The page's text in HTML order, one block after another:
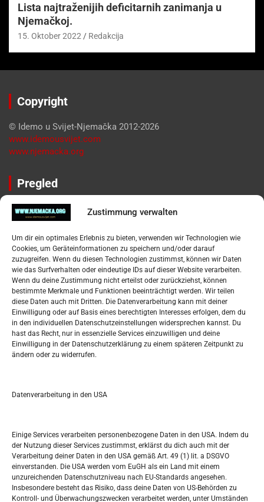
Zustimmung verwalten
Um dir ein optimales Erlebnis zu bieten, verwenden wir Technologien wie
Cookies, um Geräteinformationen zu speichern und/oder darauf
zuzugreifen. Wenn du diesen Technologien zustimmst, können wir Daten
wie das Surfverhalten oder eindeutige IDs auf dieser Website verarbeiten.
Wenn du deine Zustimmung nicht erteilst oder zurückziehst, können
bestimmte Merkmale und Funktionen beeinträchtigt werden. Wir teilen
diese Daten auch mit Dritten. Die Datenverarbeitung kann mit deiner
Einwilligung oder auf Basis eines berechtigten Interesses erfolgen, dem du
in den individuellen Datenschutzeinstellungen widersprechen kannst. Du
hast das Recht, nur in essenzielle Services einzuwilligen und deine
Einwilligung in der Datenschutzerklärung zu einem späteren Zeitpunkt zu
ändern oder zu widerrufen.
Datenverarbeitung in den USA
Einige Services verarbeiten personenbezogene Daten in den USA. Indem du
der Nutzung dieser Services zustimmst, erklärst du dich auch mit der
Verarbeitung deiner Daten in den USA gemäß Art. 49 (1) lit. a DSGVO
einverstanden. Die USA werden vom EuGH als ein Land mit einem
unzureichenden Datenschutzniveau nach EU-Standards angesehen.
Insbesondere besteht das Risiko, dass deine Daten von US-Behörden zu
Kontroll- und Überwachungszwecken verarbeitet werden, unter Umständen
Lista najtraženijih deficitarnih zanimanja u
Njemačkoj.
15. Oktober 2022 Redakcija
Copyright
© Idemo u Svijet-Njemačka 2012-2026
www.idemousvijet.com
www.njemacka.org
Pregled
Impressum
Datenschutzerklärung
Widerufsbelehrung
Oglašavanje / Postavite svoj oglas
Tko je “Idemo u Svijet – Njemačka?
Pretražite stranicu:
S
e
a
h
M D M D F S S
1
3 4 5 6 7 8
10 11 12 13 14 15 16